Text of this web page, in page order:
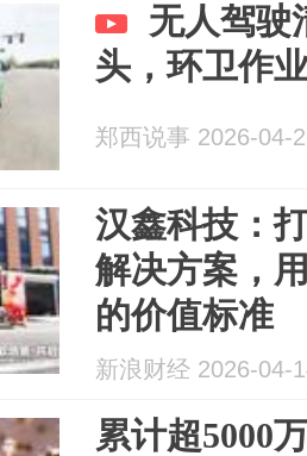
无人驾驶
头，环卫作
郑西说事 2026-04-
汉鑫科技：
解决方案，
的价值标准
新浪财经 2026-04-
累计超5000